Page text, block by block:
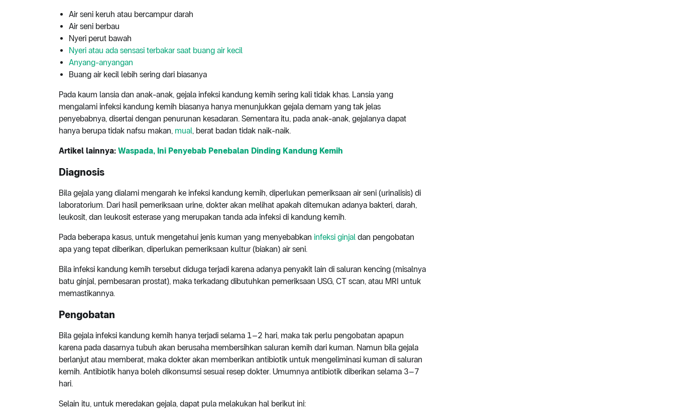
Air seni keruh atau bercampur darah
Air seni berbau
Nyeri perut bawah
Nyeri atau ada sensasi terbakar saat buang air kecil
Anyang-anyangan
Buang air kecil lebih sering dari biasanya
Pada kaum lansia dan anak-anak, gejala infeksi kandung kemih sering kali tidak khas. Lansia yang
mengalami infeksi kandung kemih biasanya hanya menunjukkan gejala demam yang tak jelas
penyebabnya, disertai dengan penurunan kesadaran. Sementara itu, pada anak-anak, gejalanya dapat
hanya berupa tidak nafsu makan, mual, berat badan tidak naik-naik.
Artikel lainnya: Waspada, Ini Penyebab Penebalan Dinding Kandung Kemih
Diagnosis
Bila gejala yang dialami mengarah ke infeksi kandung kemih, diperlukan pemeriksaan air seni (urinalisis) di
laboratorium. Dari hasil pemeriksaan urine, dokter akan melihat apakah ditemukan adanya bakteri, darah,
leukosit, dan leukosit esterase yang merupakan tanda ada infeksi di kandung kemih.
Pada beberapa kasus, untuk mengetahui jenis kuman yang menyebabkan infeksi ginjal dan pengobatan
apa yang tepat diberikan, diperlukan pemeriksaan kultur (biakan) air seni.
Bila infeksi kandung kemih tersebut diduga terjadi karena adanya penyakit lain di saluran kencing (misalnya
batu ginjal, pembesaran prostat), maka terkadang dibutuhkan pemeriksaan USG, CT scan, atau MRI untuk
memastikannya.
Pengobatan
Bila gejala infeksi kandung kemih hanya terjadi selama 1–2 hari, maka tak perlu pengobatan apapun
karena pada dasarnya tubuh akan berusaha membersihkan saluran kemih dari kuman. Namun bila gejala
berlanjut atau memberat, maka dokter akan memberikan antibiotik untuk mengeliminasi kuman di saluran
kemih. Antibiotik hanya boleh dikonsumsi sesuai resep dokter. Umumnya antibiotik diberikan selama 3–7
hari.
Selain itu, untuk meredakan gejala, dapat pula melakukan hal berikut ini: